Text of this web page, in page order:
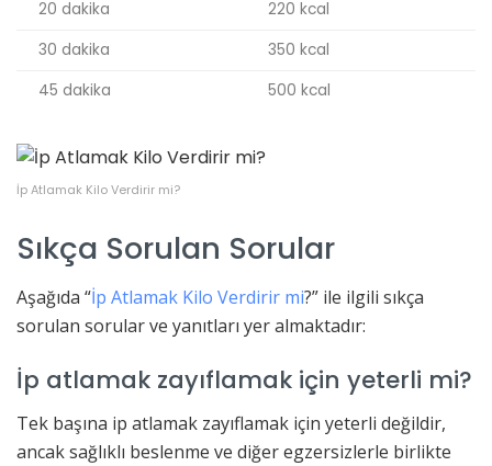
20 dakika
220 kcal
30 dakika
350 kcal
45 dakika
500 kcal
İp Atlamak Kilo Verdirir mi?
Sıkça Sorulan Sorular
Aşağıda “İp Atlamak Kilo Verdirir mi?” ile ilgili sıkça
sorulan sorular ve yanıtları yer almaktadır:
İp atlamak zayıflamak için yeterli mi?
Tek başına ip atlamak zayıflamak için yeterli değildir,
ancak sağlıklı beslenme ve diğer egzersizlerle birlikte